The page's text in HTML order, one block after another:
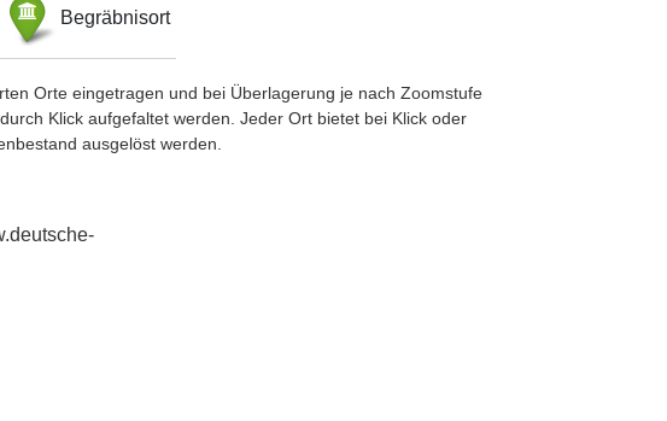
Begräbnisort
Orte eingetragen und bei Überlagerung je nach Zoomstufe
Klick aufgefaltet werden. Jeder Ort bietet bei Klick oder
ausgelöst werden.